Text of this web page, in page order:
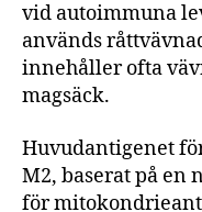
vid autoimmuna
används
innehåller ofta
magsäck.
Huvudantigenet
M2, baserat på en
för